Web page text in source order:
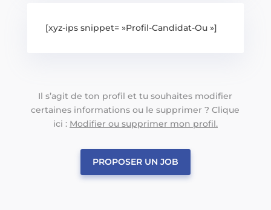
[xyz-ips snippet= »Profil-Candidat-Ou »]
Il s’agit de ton profil et tu souhaites modifier
certaines informations ou le supprimer ? Clique
ici : Modifier ou supprimer mon profil.
PROPOSER UN JOB